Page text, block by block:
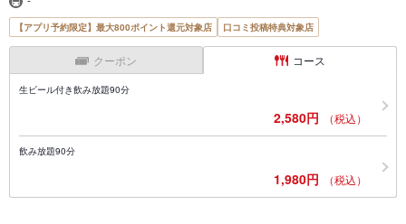
【アプリ予約限定】最大800ポイント還元対象店 口コミ投稿特典対象店
クーポン コース
生ビール付き飲み放題90分
2,580円 （税込）
飲み放題90分
1,980円 （税込）